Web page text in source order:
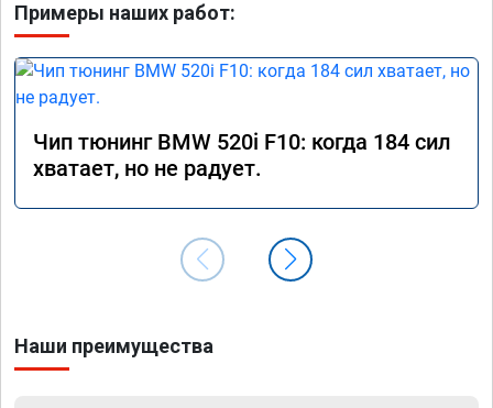
Примеры наших работ:
Чип тюнинг BMW 520i F10: когда 184 сил
хватает, но не радует.
Наши преимущества